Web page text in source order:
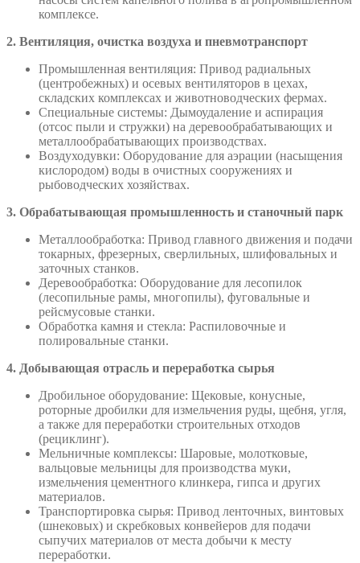
комплексе.
2. Вентиляция, очистка воздуха и пневмотранспорт
Промышленная вентиляция: Привод радиальных
(центробежных) и осевых вентиляторов в цехах,
складских комплексах и животноводческих фермах.
Специальные системы: Дымоудаление и аспирация
(отсос пыли и стружки) на деревообрабатывающих и
металлообрабатывающих производствах.
Воздуходувки: Оборудование для аэрации (насыщения
кислородом) воды в очистных сооружениях и
рыбоводческих хозяйствах.
3. Обрабатывающая промышленность и станочный парк
Металлообработка: Привод главного движения и подачи
токарных, фрезерных, сверлильных, шлифовальных и
заточных станков.
Деревообработка: Оборудование для лесопилок
(лесопильные рамы, многопилы), фуговальные и
рейсмусовые станки.
Обработка камня и стекла: Распиловочные и
полировальные станки.
4. Добывающая отрасль и переработка сырья
Дробильное оборудование: Щековые, конусные,
роторные дробилки для измельчения руды, щебня, угля,
а также для переработки строительных отходов
(рециклинг).
Мельничные комплексы: Шаровые, молотковые,
вальцовые мельницы для производства муки,
измельчения цементного клинкера, гипса и других
материалов.
Транспортировка сырья: Привод ленточных, винтовых
(шнековых) и скребковых конвейеров для подачи
сыпучих материалов от места добычи к месту
переработки.